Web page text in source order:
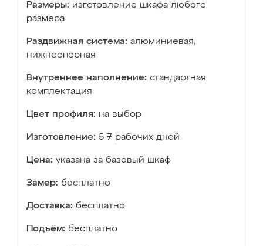
Размеры: изготовление шкафа любого
размера
Раздвижная система: алюминиевая,
нижнеопорная
Внутреннее наполнение: стандартная
комплектация
Цвет профиля: на выбор
Изготовление: 5-7 рабочих дней
Цена: указана за базовый шкаф
Замер: бесплатно
Доставка: бесплатно
Подъём: бесплатно